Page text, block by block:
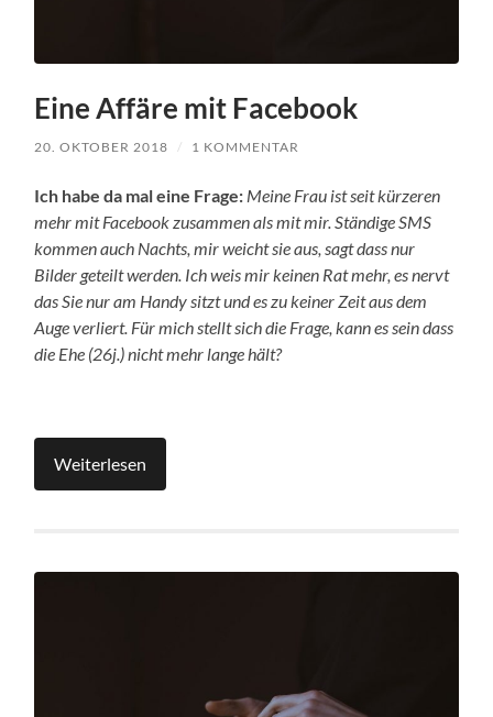
Eine Affäre mit Facebook
20. OKTOBER 2018 / 1 KOMMENTAR
Ich habe da mal eine Frage: Meine Frau ist seit kürzeren
mehr mit Facebook zusammen als mit mir.Ständige SMS
kommen auch Nachts, mir weicht sie aus, sagt dass nur
Bilder geteilt werden. Ich weis mir keinen Rat mehr, es nervt
das Sie nur am Handy sitzt und es zu keiner Zeit aus dem
Auge verliert. Für mich stellt sich die Frage, kann es sein dass
die Ehe (26j.) nicht mehr lange hält?
Weiterlesen